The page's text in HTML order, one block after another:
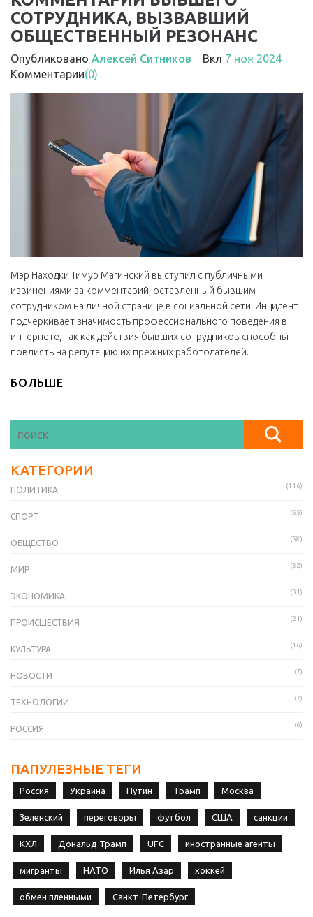
СОТРУДНИКА, ВЫЗВАВШИЙ
ОБЩЕСТВЕННЫЙ РЕЗОНАНС
Опубликовано Алексей Ситников Вкл 7 ноя 2024
Комментарии(0)
Мэр Находки Тимур Магинский выступил с публичными
извинениями за комментарий, оставленный бывшим
сотрудником на личной странице в социальной сети. Инцидент
подчеркивает значимость профессионального поведения в
интернете, так как действия бывших сотрудников способны
повлиять на репутацию их прежних работодателей.
БОЛЬШЕ
КАТЕГОРИИ
ПОЛИТИКА (116)
СПОРТ (65)
ОБЩЕСТВО (58)
МИР (32)
ЭКОНОМИКА (31)
ПРОИСШЕСТВИЯ (21)
КУЛЬТУРА (16)
НОВОСТИ (7)
ТЕХНОЛОГИИ (7)
РОССИЯ (6)
ПАПУЛЕЗНЫЕ ТЕГИ
Россия Украина Путин Трамп Москва
Зеленский переговоры футбол США санкции
КХЛ Дональд Трамп UFC иностранные агенты
мигранты НАТО Илья Азар хоккей
обмен пленными Санкт-Петербург